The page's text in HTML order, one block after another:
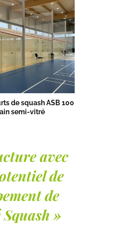
de squash ASB 100
semi-vitré
avec
de
de
»